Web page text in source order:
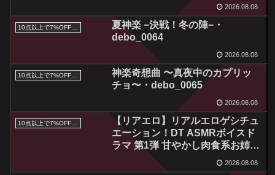
2026.08.08
10点以上で7%OFFクーポン／サマーセール2026対象
夏神楽 −決戦！冬の陣−・
debo_0064
2026.08.08
10点以上で7%OFFクーポン／サマーセール2026対象
神楽奇想曲 〜真夜中のカプリッ
チョ〜・debo_0065
2026.08.08
10点以上で7%OFFクーポン／サマーセール2026対象
【リアエロ】リアルエロゲシチュ
エーション！DT ASMRボイスド
ラマ 第1弾 甘やかし肉食系お姉ち
ゃん 姉川絢音・jist_0009 2026.08.08